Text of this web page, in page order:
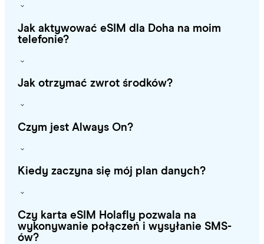
Jak aktywować eSIM dla Doha na moim
telefonie?
Jak otrzymać zwrot środków?
Czym jest Always On?
Kiedy zaczyna się mój plan danych?
Czy karta eSIM Holafly pozwala na
wykonywanie połączeń i wysyłanie SMS-
ów?